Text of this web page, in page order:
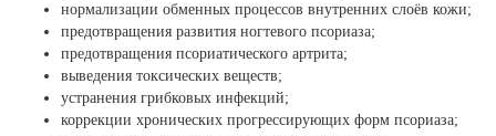
нормализации обменных процессов внутренних слоёв кожи;
предотвращения развития ногтевого псориаза;
предотвращения псориатического артрита;
выведения токсических веществ;
устранения грибковых инфекций;
коррекции хронических прогрессирующих форм псориаза;